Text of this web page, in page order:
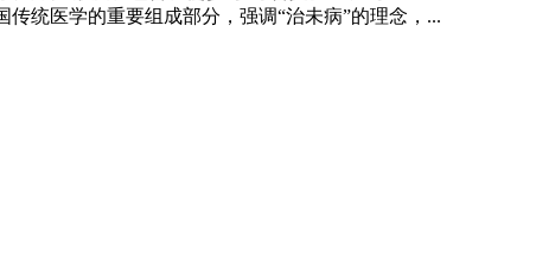
统医学的重要组成部分，强调“治未病”的理念，...